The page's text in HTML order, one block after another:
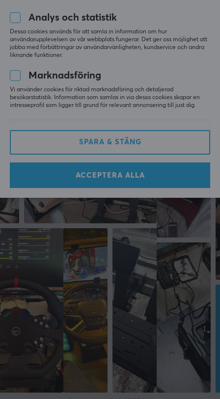
ANSLUTNING
Kompatibilitet
PC
EGENSKAPER
GARANTI
Producentens garanti
MÅTT & VIKT
Bredd
235 mm
Djup
Höjd
360 mm
Vikt
3 kg
Franziska H
Verifierad köpare
Level 6
Turtling Specialist
Moza Racing GS V2P Microfiber Leather GT Steering Wheel - 30cm Ratt för
Racing
Mer från vårt Community
Analys och statistik
Dessa cookies används för att samla in information om hur
användarupplevelsen av vår webbplats fungerar. Det ger oss möjlighet att
jobba med förbättringar av användarvänligheten, kundservice och andra
liknande funktioner.
Marknadsföring
Vi använder cookies för riktad marknadsföring och detaljerad
besökarstatistik. Information som samlas in via dessa cookies skapar en
intresseprofil som ligger till grund för relevant annonsering till just dig.
SPARA & STÄNG
ACCEPTERA ALLA